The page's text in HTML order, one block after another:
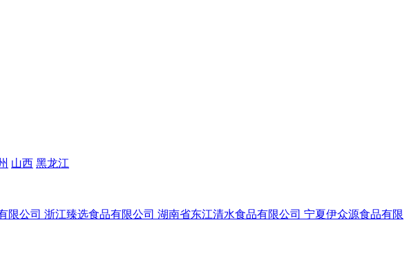
山西 黑龙江
限公司 浙江臻选食品有限公司 湖南省东江清水食品有限公司 宁夏伊众源食品有限